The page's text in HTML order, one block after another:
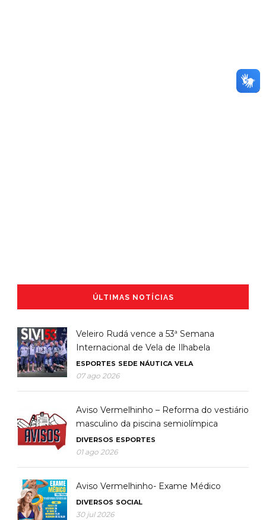
ÚLTIMAS NOTÍCIAS
Veleiro Rudá vence a 53ª Semana
Internacional de Vela de Ilhabela
ESPORTES SEDE NÁUTICA VELA
07 ago 2026
Aviso Vermelhinho – Reforma do vestiário
masculino da piscina semiolímpica
DIVERSOS ESPORTES
01 ago 2026
Aviso Vermelhinho- Exame Médico
DIVERSOS SOCIAL
30 jul 2026